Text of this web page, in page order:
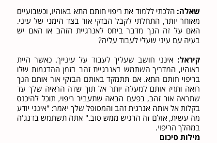
שאלה:הלכתי ללמוד את ריפוי חותם התא באוהיו, וכשבועיים
מאוחר יותר, התחלתי לקבל הבזקי אור בצד הימני של עיני.
האם על זה הנך מדבר ביחס לאנרגיית הזהב או האם יש
בעיה עם עיני שעלי לעבוד עליה?
קיראל:אינני חושב שעליך לעבוד על עינייך. כאשר היית
באוהיו, המדריך השתמש באנרגיית זהב בזמן ההדגמות שלו
בריפוי חותם התא. אם תתמקד באותם הבזקי אור אותם הנך
רואה ותזיז אותם למעלה יותר אל תוך שדה הראיה שלך עד
שתראה אור זהב, בפעם הבאה שתעביר ריפוי, תוכל להיכנס
בקלות אל אותה אנרגית זהב והמטופל שלך יאמר: "אינני יודע
מה עשית, אולם זה הרגיש ממש טוב." אתה תשתמש בדנג'ה
במהלך הריפוי.
מילות סיכום